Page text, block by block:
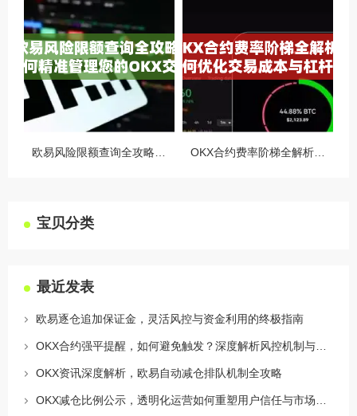
宝贝分类
最近发表
欧易逐仓追加保证金，灵活风控与资金利用的终极指南
OKX资讯深度解析，欧易自动减仓排队机制全攻略